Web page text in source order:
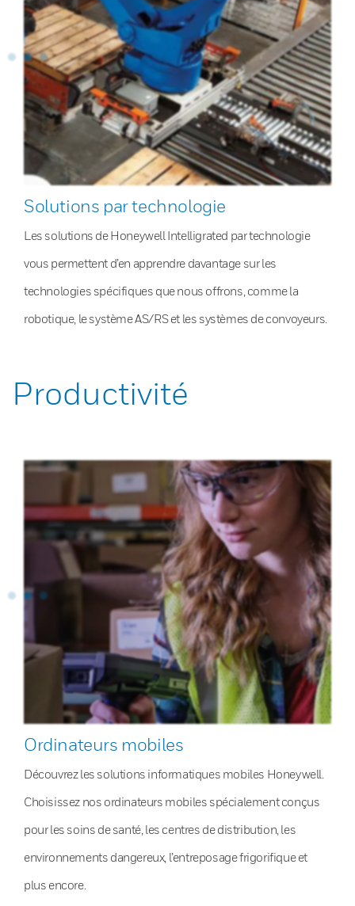
Solutions par technologie
Les solutions de Honeywell Intelligrated par technologie
vous permettent d’en apprendre davantage sur les
technologies spécifiques que nous offrons, comme la
robotique, le système AS/RS et les systèmes de convoyeurs.
Productivité
Ordinateurs mobiles
Découvrez les solutions informatiques mobiles Honeywell.
Choisissez nos ordinateurs mobiles spécialement conçus
pour les soins de santé, les centres de distribution, les
environnements dangereux, l’entreposage frigorifique et
plus encore.